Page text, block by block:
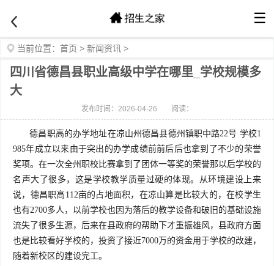
☰
当前位置： 首页 > 新闻资讯 >
四川省德昌县职业高级中学在哪里_学校规模多
大
发布时间：2026-04-26 阅读：
德昌职高的办学地址在凉山州德昌县德州镇职中路22号 学校1
985年成立以来由于突出的办学成绩前前后后也拿到了不少的荣誉
奖项。在一次全州职校比赛拿到了团体一等奖的荣誉那以后学校的
名声大了很多，这是学校教学质量过硬的体现。从环境建设上来
说，德昌职高112亩的占地面积，在凉山算是比较大的，在校学生
也有2700多人，以前学校也因为落后的教学设备和破旧的基础设施
流失了很多生源，后来在县政府的帮助下才重振雄风，县政府方面
也是比较看好学校的，投资了接近7000万的资金用于学校的改建，
随着新校区的建设完工。